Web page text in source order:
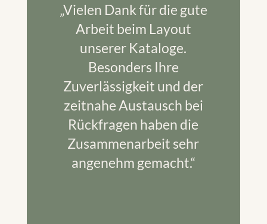
„Vielen Dank für die gute
Arbeit beim Layout
unserer Kataloge.
Besonders Ihre
Zuverlässigkeit und der
zeitnahe Austausch bei
Rückfragen haben die
Zusammenarbeit sehr
angenehm gemacht.“